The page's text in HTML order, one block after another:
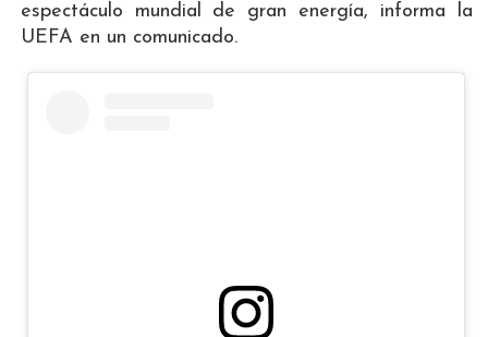
espectáculo mundial de gran energía, informa la
UEFA en un comunicado.